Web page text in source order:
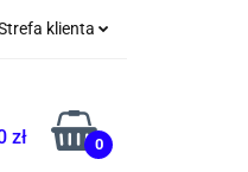
klienta
Zarejestruj się
zgłoszenie
zł 0